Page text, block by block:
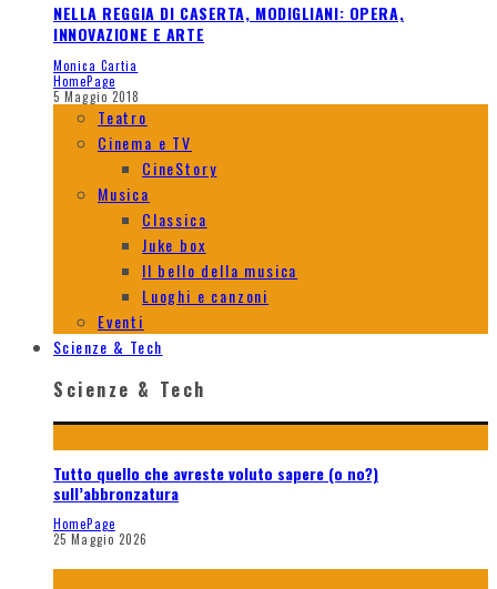
NELLA REGGIA DI CASERTA, MODIGLIANI: OPERA,
INNOVAZIONE E ARTE
Monica Cartia
HomePage
5 Maggio 2018
Teatro
Cinema e TV
CineStory
Musica
Classica
Juke box
Il bello della musica
Luoghi e canzoni
Eventi
Scienze & Tech
Scienze & Tech
Tutto quello che avreste voluto sapere (o no?)
sull’abbronzatura
HomePage
25 Maggio 2026